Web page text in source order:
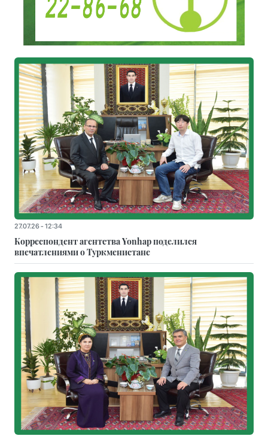
27.07.26 - 12:34
Корреспондент агентства Yonhap поделился
впечатлениями о Туркменистане